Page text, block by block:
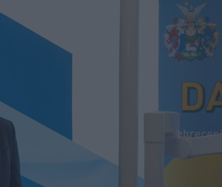
debreceni gazdaság: indul a
KKV Park második üteme,
50 százalékkal nőtt az ipari
Szijjártó Péter:
mára a magyar
2026.04.08